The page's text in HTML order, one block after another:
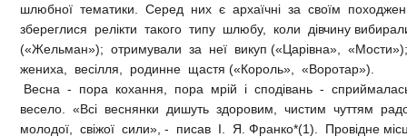
шлюбної тематики. Серед них є архаїчні за своїм
збереглися релікти такого типу шлюбу, коли дівчину
(«Жельман»); отримували за неї викуп («Царівна»,
жениха, весілля, родинне щастя («Король», «Воротар»).
Весна - пора кохання, пора мрій і сподівань -
весело. «Всі веснянки дишуть здоровим, чистим чуттям
молодої, свіжої сили», - писав І. Я. Франко*(1). Провідне